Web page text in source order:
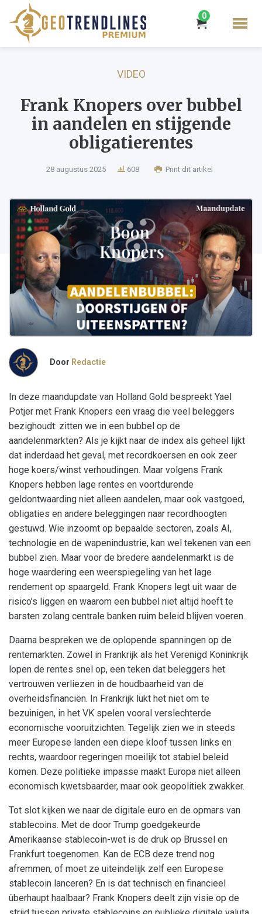
0
VIDEO
Frank Knopers over bubbel
in aandelen en stijgende
obligatierentes
28 augustus 2025 608 Print dit artikel
Door Redactie
In deze maandupdate van Holland Gold bespreekt Yael
Potjer met Frank Knopers een vraag die veel beleggers
bezighoudt: zitten we in een bubbel op de
aandelenmarkten? Als je kijkt naar de index als geheel lijkt
dat inderdaad het geval, met recordkoersen en ook zeer
hoge koers/winst verhoudingen. Maar volgens Frank
Knopers hebben lage rentes en voortdurende
geldontwaarding niet alleen aandelen, maar ook vastgoed,
obligaties en andere beleggingen naar recordhoogten
gestuwd. Wie inzoomt op bepaalde sectoren, zoals AI,
technologie en de wapenindustrie, kan wel tekenen van een
bubbel zien. Maar voor de bredere aandelenmarkt is de
hoge waardering een weerspiegeling van het lage
rendement op spaargeld. Frank Knopers legt uit waar de
risico’s liggen en waarom een bubbel niet altijd hoeft te
barsten zolang centrale banken ruim beleid blijven voeren.
Daarna bespreken we de oplopende spanningen op de
rentemarkten. Zowel in Frankrijk als het Verenigd Koninkrijk
lopen de rentes snel op, een teken dat beleggers het
vertrouwen verliezen in de houdbaarheid van de
overheidsfinanciën. In Frankrijk lukt het niet om te
bezuinigen, in het VK spelen vooral verslechterde
economische vooruitzichten. Tegelijk zien we in steeds
meer Europese landen een diepe kloof tussen links en
rechts, waardoor regeringen moeilijk tot stabiel beleid
komen. Deze politieke impasse maakt Europa niet alleen
economisch kwetsbaarder, maar ook geopolitiek zwakker.
Tot slot kijken we naar de digitale euro en de opmars van
stablecoins. Met de door Trump goedgekeurde
Amerikaanse stablecoin-wet is de druk op Brussel en
Frankfurt toegenomen. Kan de ECB deze trend nog
afremmen, of moet ze uiteindelijk zelf een Europese
stablecoin lanceren? En is dat technisch en financieel
überhaupt haalbaar? Frank Knopers deelt zijn visie op de